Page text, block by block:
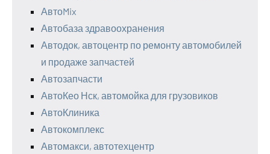
АвтоMix
Автобаза здравоохранения
Автодок, автоцентр по ремонту автомобилей
и продаже запчастей
Автозапчасти
АвтоКео Нск, автомойка для грузовиков
АвтоКлиника
Автокомплекс
Автомакси, автотехцентр